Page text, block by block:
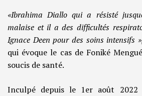
«Ibrahima Diallo qui a résisté
malaise et il a des difficultés
Ignace Deen pour des soins intensifs
qui évoque le cas de Foniké
soucis de santé.
Inculpé depuis le 1er août